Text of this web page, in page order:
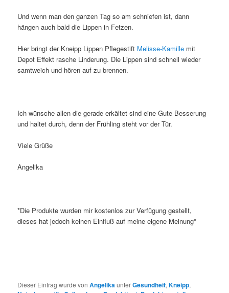
Und wenn man den ganzen Tag so am schniefen ist, dann
hängen auch bald die Lippen in Fetzen.
Hier bringt der Kneipp Lippen Pflegestift Melisse-Kamille mit
Depot Effekt rasche Linderung. Die Lippen sind schnell wieder
samtweich und hören auf zu brennen.
Ich wünsche allen die gerade erkältet sind eine Gute Besserung
und haltet durch, denn der Frühling steht vor der Tür.
Viele Grüße
Angelika
*Die Produkte wurden mir kostenlos zur Verfügung gestellt,
dieses hat jedoch keinen Einfluß auf meine eigene Meinung*
Dieser Eintrag wurde vonAngelikaunterGesundheit,Kneipp,